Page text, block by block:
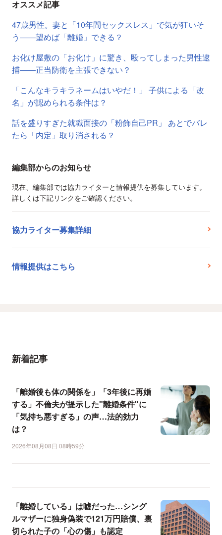
オススメ記事
47歳男性。妻と「10年間セックスレス」で気が狂いそ
う――望めば「離婚」できる？
お化け屋敷の「お化け」に驚き、殴ってしまった男性逮
捕――正当防衛を主張できない？
「こんなキラキラネームはいやだ！」 子供による「改
名」が認められる条件は？
話を盛りすぎた就職面接の「粉飾自己PR」 あとでバレ
たら「内定」取り消される？
編集部からのお知らせ
現在、編集部では協力ライターと情報提供を募集しています。
詳しくは下記リンクをご確認ください。
協力ライター募集詳細
情報提供はこちら
新着記事
「離婚後も体の関係を」「3年後に再婚
する」不倫夫が提示した"離婚条件"に
「気持ち悪すぎる」の声…法的効力
は？
2026年08月08日 08時59分
「離婚している」は嘘だった…シング
ルマザーに独身偽装で121万円賠償、裏
切られた子の「心の傷」も認定